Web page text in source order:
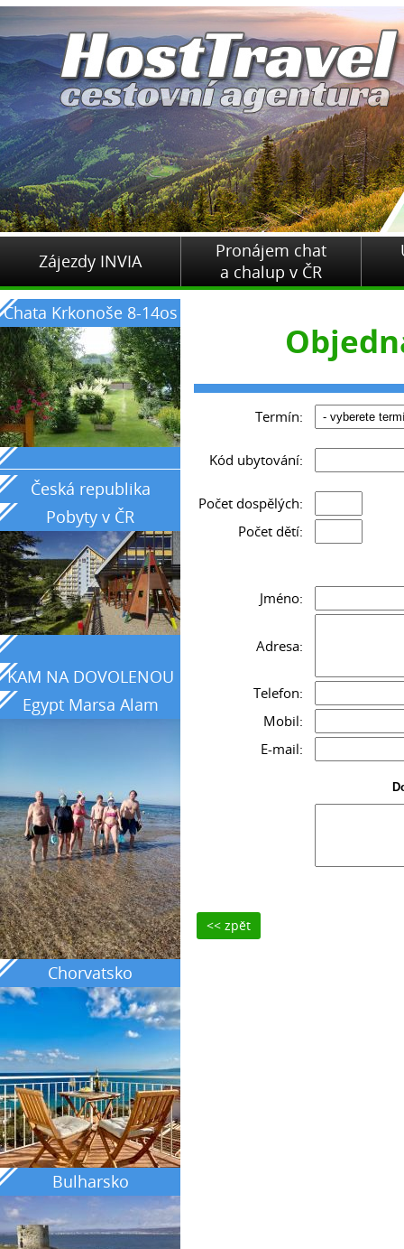
Zájezdy INVIA
Pronájem chat
a chalup v ČR
Chata Krkonoše 8-14os
_____________________________________________
Česká republika
Pobyty v ČR
KAM NA DOVOLENOU
Egypt Marsa Alam
Chorvatsko
Bulharsko
Termín:
Kód ubytování:
Počet dospělých:
Počet dětí:
Jméno:
Adresa:
Telefon:
Mobil:
E-mail:
<< zpět